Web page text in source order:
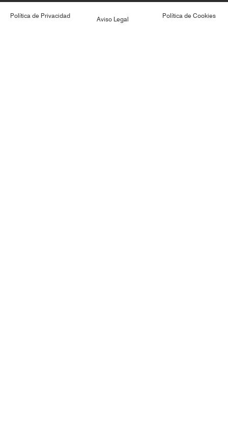
Política de Privacidad Aviso Legal Política de Cookies